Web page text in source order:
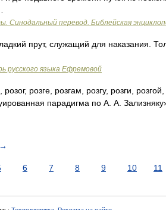
Синодальный перевод. Библейская
прут, служащий для наказания.
русского языка Ефремовой
розге, розгам, розгу, розги,
парадигма по А. А.
→
6 7 8 9 10 11